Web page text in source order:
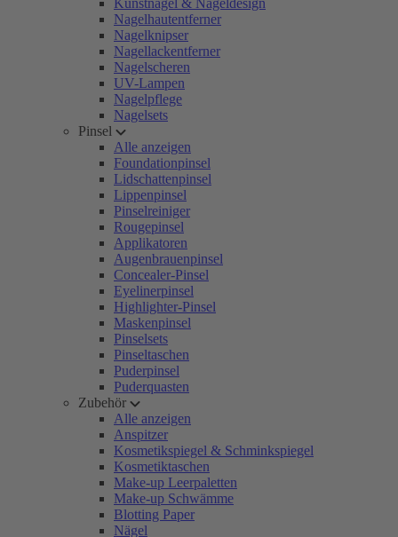
Kunstnägel & Nageldesign
Nagelhautentferner
Nagelknipser
Nagellackentferner
Nagelscheren
UV-Lampen
Nagelpflege
Nagelsets
Pinsel
Alle anzeigen
Foundationpinsel
Lidschattenpinsel
Lippenpinsel
Pinselreiniger
Rougepinsel
Applikatoren
Augenbrauenpinsel
Concealer-Pinsel
Eyelinerpinsel
Highlighter-Pinsel
Maskenpinsel
Pinselsets
Pinseltaschen
Puderpinsel
Puderquasten
Zubehör
Alle anzeigen
Anspitzer
Kosmetikspiegel & Schminkspiegel
Kosmetiktaschen
Make-up Leerpaletten
Make-up Schwämme
Blotting Paper
Nägel